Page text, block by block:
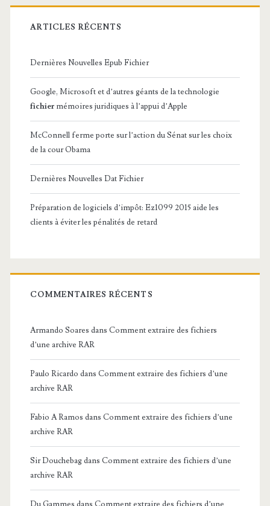
ARTICLES RÉCENTS
Dernières Nouvelles Epub Fichier
Google, Microsoft et d’autres géants de la technologie
fichier mémoires juridiques à l’appui d’Apple
McConnell ferme porte sur l’action du Sénat sur les choix
de la cour Obama
Dernières Nouvelles Dat Fichier
Préparation de logiciels d’impôt: Ez1099 2015 aide les
clients à éviter les pénalités de retard
COMMENTAIRES RÉCENTS
Armando Soares dans Comment extraire des fichiers
d’une archive RAR
Paulo Ricardo dans Comment extraire des fichiers d’une
archive RAR
Fabio A Ramos dans Comment extraire des fichiers d’une
archive RAR
Sir Douchebagdans Comment extraire des fichiers d’une
archive RAR